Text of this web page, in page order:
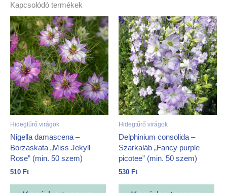
Kapcsolódó termékek
Hidegtűrő virágok
Nigella damascena –
Borzaskata „Miss Jekyll
Rose” (min. 50 szem)
510 Ft
Hidegtűrő virágok
Delphinium consolida –
Szarkaláb „Fancy purple
picotee” (min. 50 szem)
530 Ft